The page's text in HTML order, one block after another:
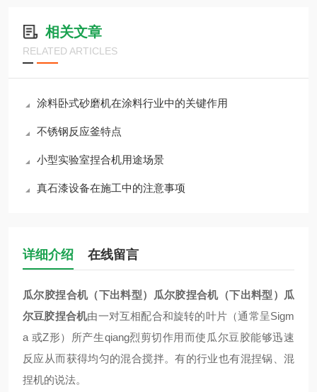
相关文章
RELATED ARTICLES
涂料卧式砂磨机在涂料行业中的关键作用
不锈钢反应釜特点
小型实验室捏合机用途场景
真石漆设备在施工中的注意事项
详细介绍 在线留言
瓜尔胶捏合机（下出料型）瓜尔胶捏合机（下出料型）
瓜
尔豆胶捏合机由一对互相配合和旋转的叶片（通常呈Sigm
a 或Z形）所产生qiang烈剪切作用而使瓜尔豆胶能够迅速
反应从而获得均匀的混合搅拌。有的行业也有混捏锅、混
捏机的说法。